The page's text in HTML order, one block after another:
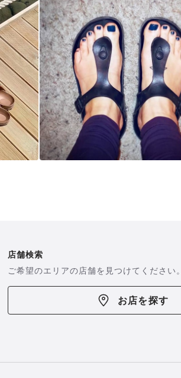
店舗検索
ご希望のエリアの店舗を見つけてください。
お店を探す